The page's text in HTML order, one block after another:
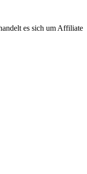
es sich um Affiliate